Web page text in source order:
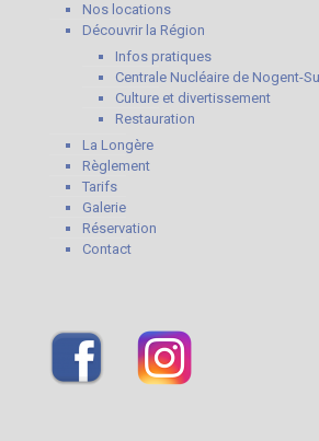
Nos locations
Découvrir la Région
Infos pratiques
Centrale Nucléaire de Nogent-
Culture et divertissement
Restauration
La Longère
Règlement
Tarifs
Galerie
Réservation
Contact